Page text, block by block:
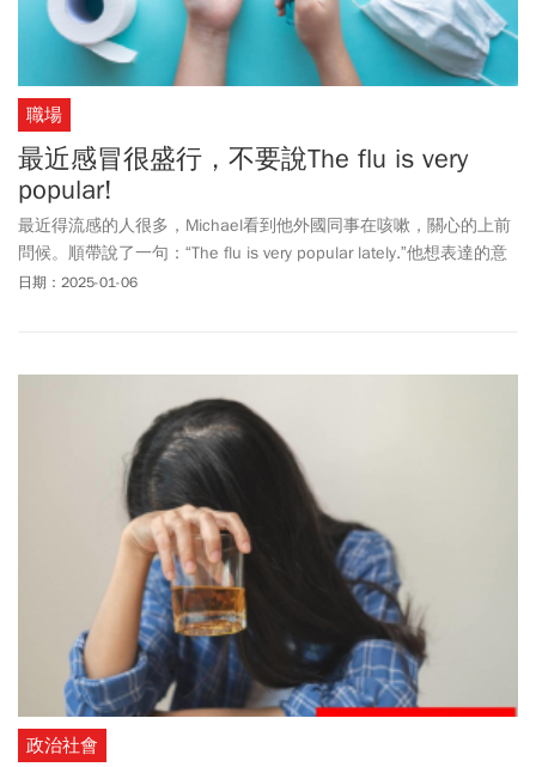
職場
最近感冒很盛行，不要說The flu is very
popular!
最近得流感的人很多，Michael看到他外國同事在咳嗽，關心的上前
問候。順帶說了一句：“The flu is very popular lately.”他想表達的意
思是最近感冒很盛行。但這麼說有問題嗎？
日期：2025-01-06
政治社會